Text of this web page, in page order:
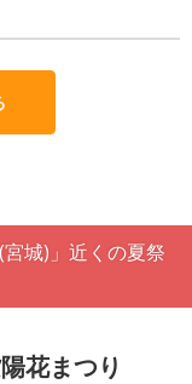
城)」近くの夏祭
花まつり